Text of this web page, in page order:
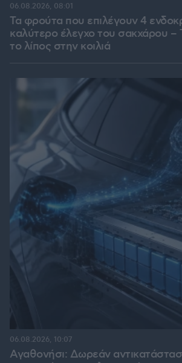
Τα φρούτα που επιλέγουν 4
καλύτερο έλεγχο του σακχάρου –
το λίπος στην κοιλιά
06.08.2026, 08:01
Αγαθονήσι: Δωρεάν
06.08.2026, 10:07